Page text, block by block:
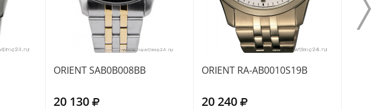
ORIENT SAB0B008BB
20 130
ORIENT RA-AB0010S19B
20 240